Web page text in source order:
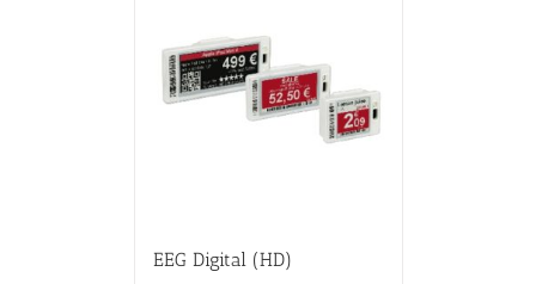
EEG Digital (HD)